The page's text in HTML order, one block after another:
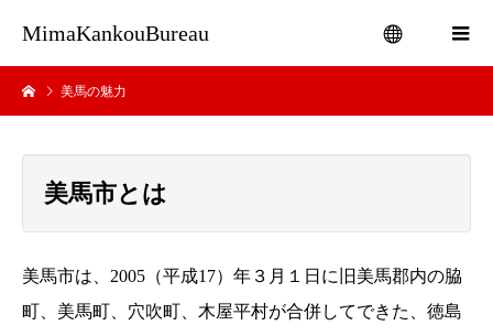
MimaKankouBureau
美馬の魅力
美馬市とは
美馬市は、2005（平成17）年３月１日に旧美馬郡内の脇
町、美馬町、穴吹町、木屋平村が合併してできた、徳島